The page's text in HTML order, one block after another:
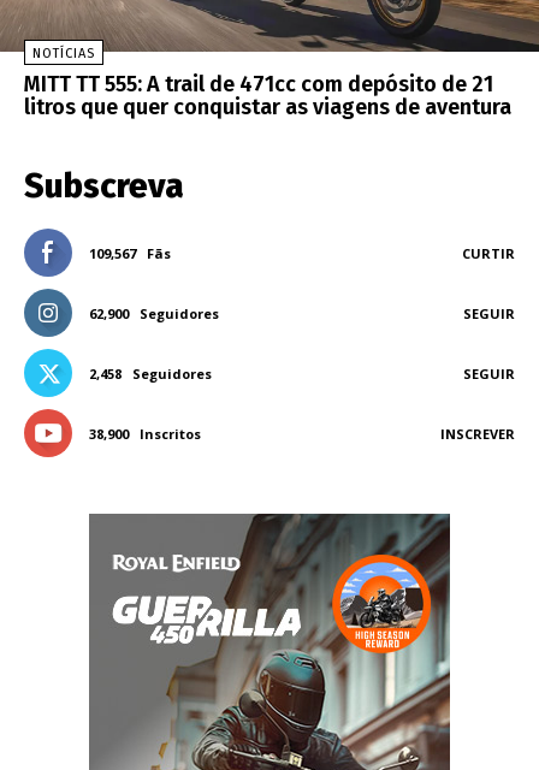
NOTÍCIAS
MITT TT 555: A trail de 471cc com depósito de 21
litros que quer conquistar as viagens de aventura
Subscreva
109,567 Fãs CURTIR
62,900 Seguidores SEGUIR
2,458 Seguidores SEGUIR
38,900 Inscritos INSCREVER